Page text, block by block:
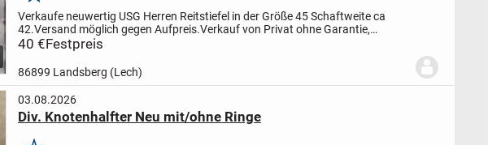
Verkaufe neuwertig USG Herren Reitstiefel in der Größe 45 Schaftweite ca
42.Versand möglich gegen Aufpreis.Verkauf von Privat ohne Garantie,
Gewährleistung, Sachmangelhaftung und Rücknahme.
40 €Festpreis
86899 Landsberg (Lech)
03.08.2026
Div. Knotenhalfter Neu mit/ohne Ringe